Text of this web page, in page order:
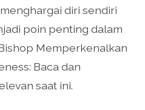
diri sendiri
poin penting dalam
Memperkenalkan
Baca dan
saat ini.